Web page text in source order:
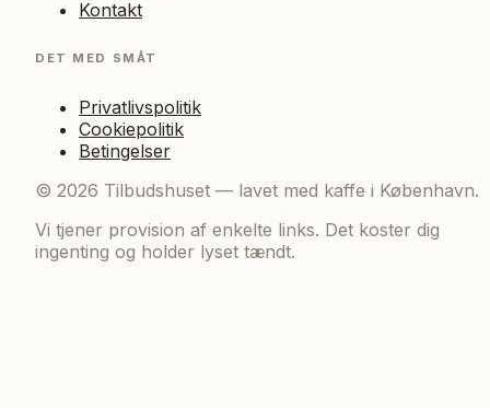
Kontakt
DET MED SMÅT
Privatlivspolitik
Cookiepolitik
Betingelser
© 2026 Tilbudshuset — lavet med kaffe i København.
Vi tjener provision af enkelte links. Det koster dig
ingenting og holder lyset tændt.